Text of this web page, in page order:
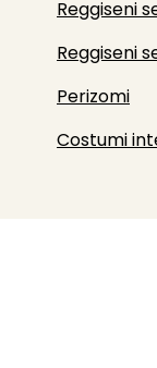
Reggiseni
Reggiseni
Perizomi
Costumi